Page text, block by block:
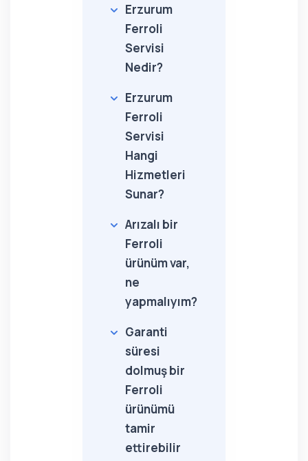
Erzurum
Ferroli
Servisi
Nedir?
Erzurum
Ferroli
Servisi
Hangi
Hizmetleri
Sunar?
Arızalı bir
Ferroli
ürünüm var,
ne
yapmalıyım?
Garanti
süresi
dolmuş bir
Ferroli
ürünümü
tamir
ettirebilir